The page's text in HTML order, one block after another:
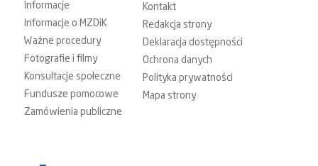
Informacje
Informacje o MZDiK
Ważne procedury
Fotografie i filmy
Konsultacje społeczne
Fundusze pomocowe
Zamówienia publiczne
Kontakt
Redakcja strony
Deklaracja dostępności
Ochrona danych
Polityka prywatności
Mapa strony